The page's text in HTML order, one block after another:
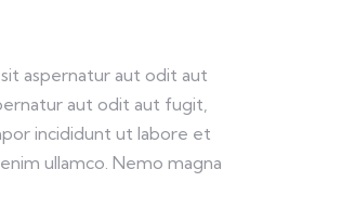
aspernatur aut odit aut
aut odit aut fugit,
incididunt ut labore et
ullamco. Nemo magna